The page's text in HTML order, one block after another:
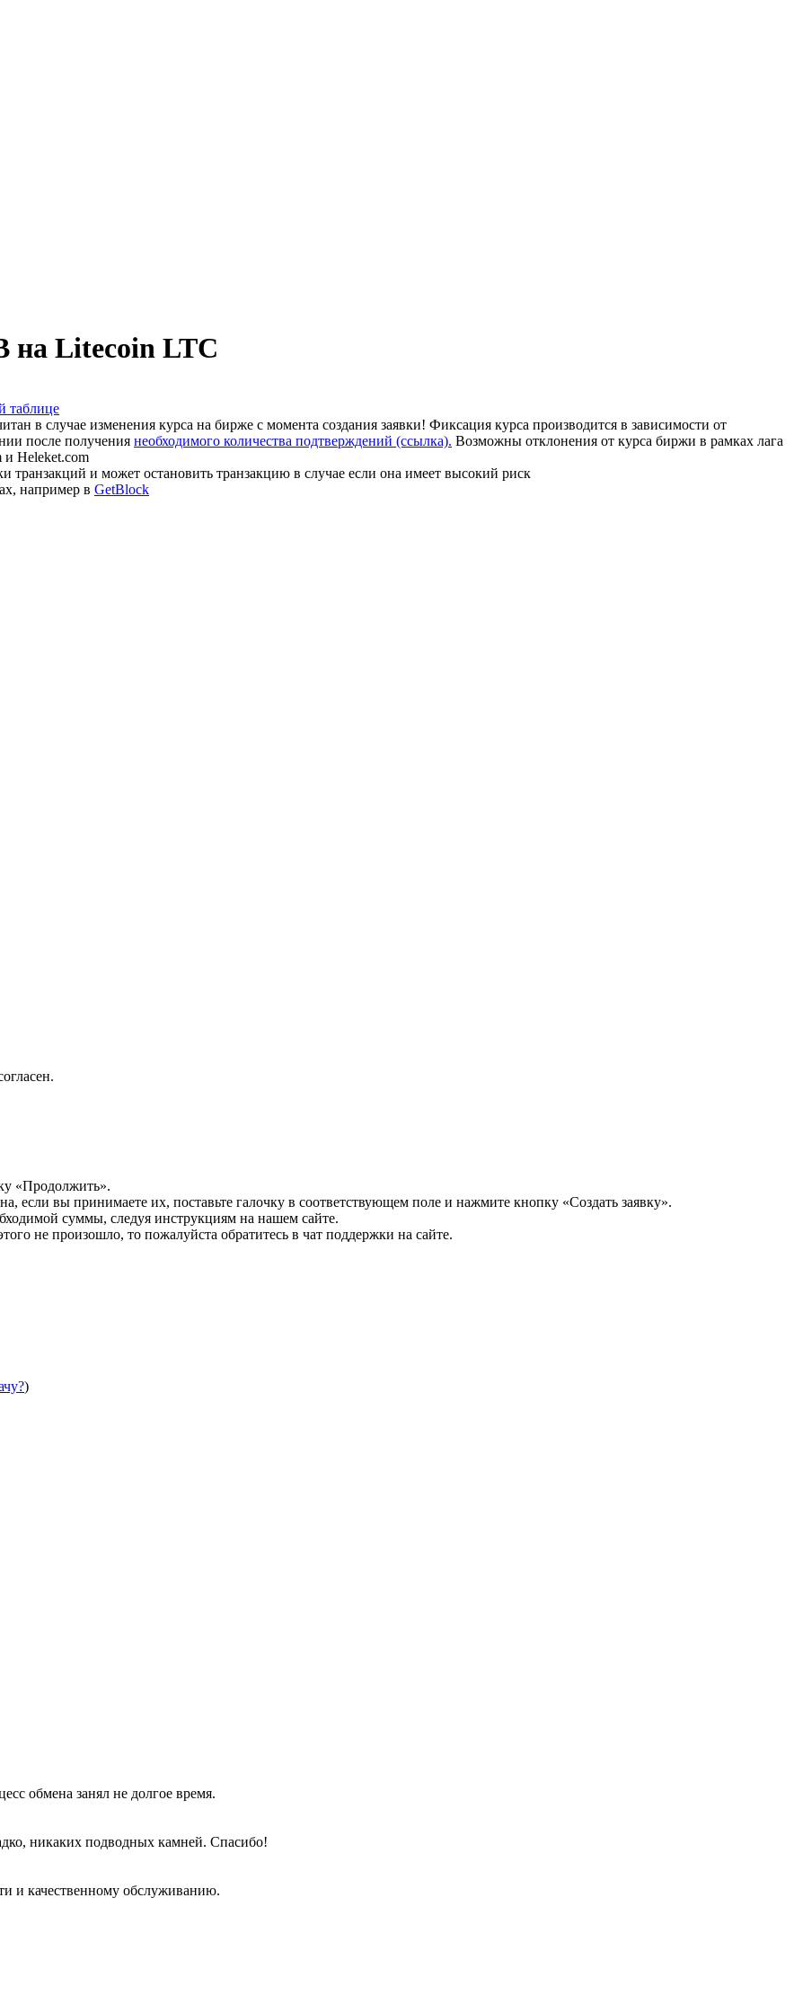
на Litecoin LTC
таблице
в случае изменения курса на бирже с момента создания заявки! Фиксация курса производится в зависимости от
после получения необходимого количества подтверждений (ссылка). Возможны отклонения от курса биржи в рамках лага
и Heleket.com
транзакций и может остановить транзакцию в случае если она имеет высокий риск
например в GetBlock
«Продолжить».
если вы принимаете их, поставьте галочку в соответствующем поле и нажмите кнопку «Создать заявку».
суммы, следуя инструкциям на нашем сайте.
не произошло, то пожалуйста обратитесь в чат поддержки на сайте.
)
обмена занял не долгое время.
никаких подводных камней. Спасибо!
и качественному обслуживанию.